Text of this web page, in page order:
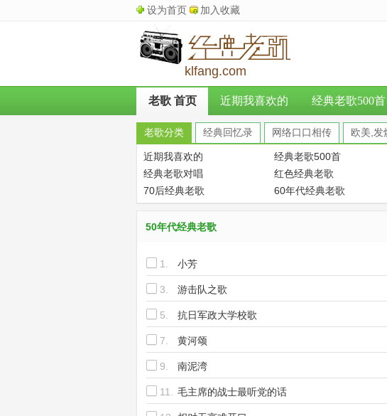
设为首页 加入收藏
klfang.com
老歌 首页 近期我喜欢的 经典老歌500首
老歌分类 经典回忆录 网络口口相传 欧美,发
近期我喜欢的 经典老歌500首
经典老歌对唱
红色经典老歌
70后经典老歌
60年代经典老歌
50年代经典老歌
1. 小芳
3. 游击队之歌
5. 抗日军政大学校歌
7. 黄河颂
9. 南泥湾
11. 毛主席的战士最听党的话